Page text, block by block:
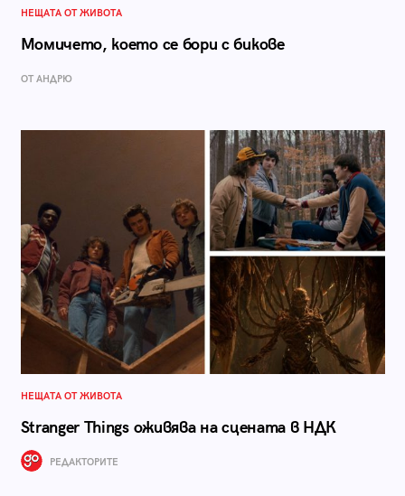
НЕЩАТА ОТ ЖИВОТА
Момичето, което се бори с бикове
ОТ АНДРЮ
НЕЩАТА ОТ ЖИВОТА
Stranger Things оживява на сцената в НДК
РЕДАКТОРИТЕ